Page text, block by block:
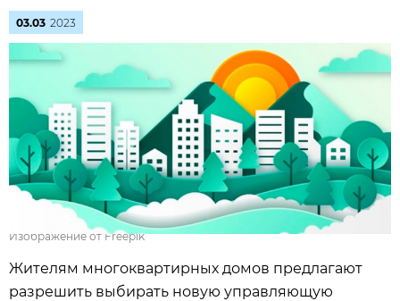
03.03 2023
Изображение от Freepik
Жителям многоквартирных домов предлагают
разрешить выбирать новую управляющую